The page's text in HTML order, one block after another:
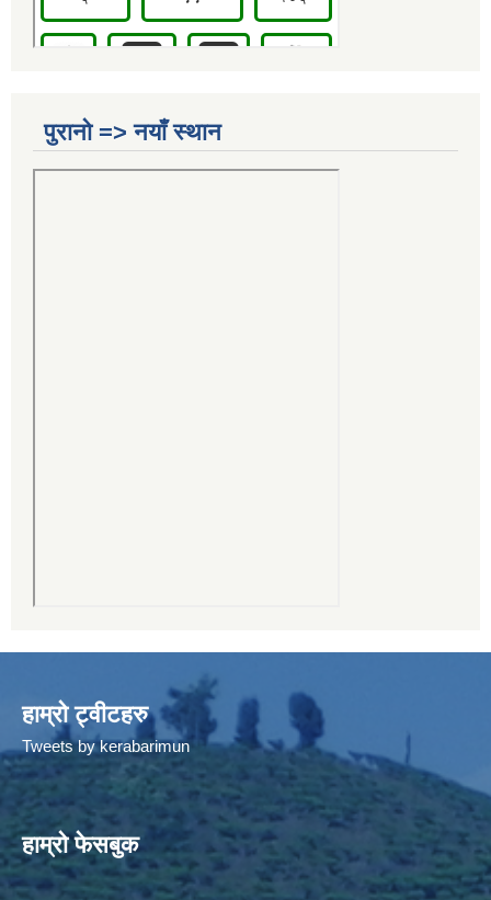
पुरानो => नयाँ स्थान
हाम्रो ट्वीटहरु
Tweets by kerabarimun
हाम्रो फेसबुक